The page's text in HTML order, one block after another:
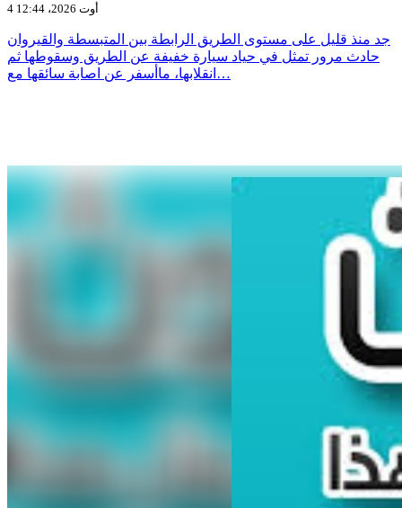
4 أوت 2026، 12:44
جد منذ قليل على مستوى الطريق الرابطة بين المتبسطة والقيروان
حادث مرور تمثل في حياد سيارة خفيفة عن الطريق وسقوطها ثم
انقلابها، ماأسفر عن اصابة سائقها مع…